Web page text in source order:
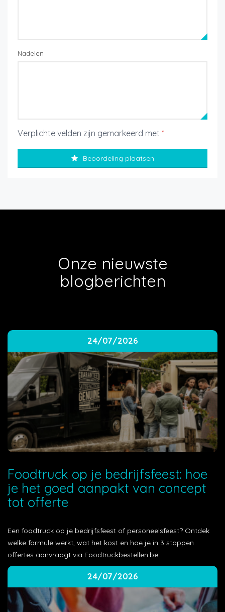
Nadelen
Verplichte velden zijn gemarkeerd met *
Beoordeling plaatsen
Onze nieuwste
blogberichten
24/07/2026
Foodtruck op je bedrijfsfeest: hoe
je het goed aanpakt van concept
tot offerte
Een foodtruck op je bedrijfsfeest of personeelsfeest? Ontdek
welke formule werkt, wat het kost en hoe je in 3 stappen
offertes aanvraagt via Foodtruckbestellen.be.
24/07/2026